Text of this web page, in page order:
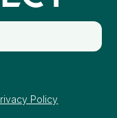
Policy